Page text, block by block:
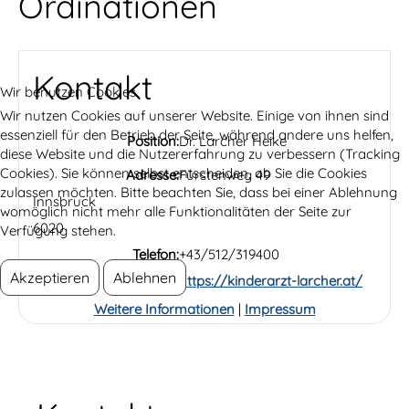
Kontakt
Position:Dr. Larcher Heike
Adresse:Fürstenweg 49
Innsbruck
6020
Telefon:+43/512/319400
Website:
https://kinderarzt-larcher.at/
Wir benutzen Cookies
Wir nutzen Cookies auf unserer Website. Einige von ihnen sind
essenziell für den Betrieb der Seite, während andere uns helfen,
diese Website und die Nutzererfahrung zu verbessern (Tracking
Cookies). Sie können selbst entscheiden, ob Sie die Cookies
zulassen möchten. Bitte beachten Sie, dass bei einer Ablehnung
womöglich nicht mehr alle Funktionalitäten der Seite zur
Verfügung stehen.
Akzeptieren Ablehnen
Weitere Informationen| Impressum